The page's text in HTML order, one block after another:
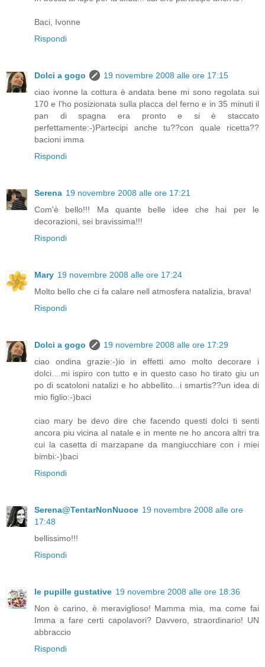
Baci, Ivonne
Rispondi
Dolci a gogo
19 novembre 2008 alle ore 17:15
ciao ivonne la cottura è andata bene mi sono regolata sui
170 e l'ho posizionata sulla placca del ferno e in 35 minuti il
pan di spagna era pronto e si è staccato
perfettamente:-)Partecipi anche tu??con quale ricetta??
bacioni imma
Rispondi
Serena 19 novembre 2008 alle ore 17:21
Com'è bello!!! Ma quante belle idee che hai per le
decorazioni, sei bravissima!!!
Rispondi
Mary 19 novembre 2008 alle ore 17:24
Molto bello che ci fa calare nell atmosfera natalizia, brava!
Rispondi
Dolci a gogo
19 novembre 2008 alle ore 17:29
ciao ondina grazie:-)io in effetti amo molto decorare i
dolci....mi ispiro con tutto e in questo caso ho tirato giu un
po di scatoloni natalizi e ho abbellito...i smartis??un idea di
mio figlio:-)baci
ciao mary be devo dire che facendo questi dolci ti senti
ancora piu vicina al natale e in mente ne ho ancora altri tra
cui la casetta di marzapane da mangiucchiare con i miei
bimbi:-)baci
Rispondi
Serena@TentarNonNuoce 19 novembre 2008 alle ore
17:48
bellissimo!!!
Rispondi
le pupille gustative 19 novembre 2008 alle ore 18:36
Non è carino, è meraviglioso! Mamma mia, ma come fai
Imma a fare certi capolavori? Davvero, straordinario! UN
abbraccio
Rispondi